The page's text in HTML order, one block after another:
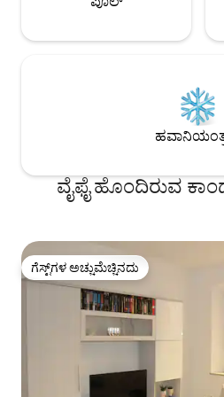
ವೈಫೈ ಹೊಂದಿರುವ
ಗೆಸ್ಟ್‌ಗಳ ಅಚ್ಚುಮೆಚ್ಚಿನದು
ಗೆಸ್ಟ್‌ಗಳ ಅಚ್ಚುಮೆಚ್ಚಿನದು